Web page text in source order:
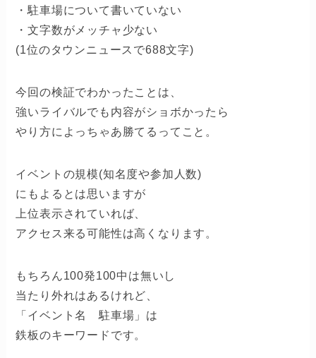
・駐車場について書いていない
・文字数がメッチャ少ない
(1位のタウンニュースで688文字)
今回の検証でわかったことは、
強いライバルでも内容がショボかったら
やり方によっちゃあ勝てるってこと。
イベントの規模(知名度や参加人数)
にもよるとは思いますが
上位表示されていれば、
アクセス来る可能性は高くなります。
もちろん100発100中は無いし
当たり外れはあるけれど、
「イベント名 駐車場」は
鉄板のキーワードです。